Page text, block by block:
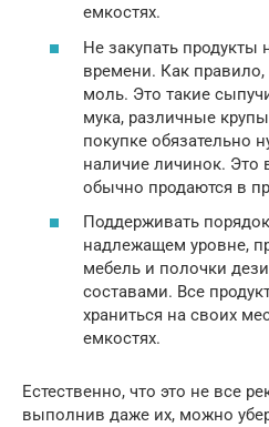
емкостях.
Не закупать продукты
времени. Как
моль. Это такие
мука, различные
покупке обязательно
наличие личинок. Это
обычно продаются в
Поддерживать
надлежащем уровне,
мебель и полочки
составами. Все
храниться на своих
емкостях.
Естественно, что это не все
выполнив даже их, можно